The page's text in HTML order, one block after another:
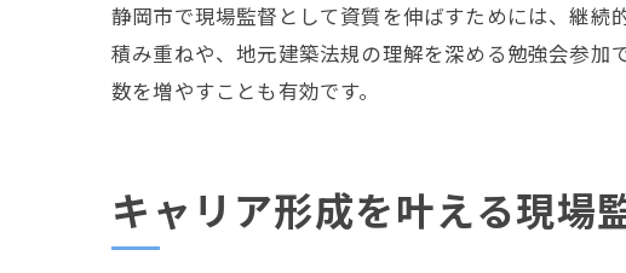
静岡市で現場監督として資質を伸ばすためには、継
積み重ねや、地元建築法規の理解を深める勉強会参
数を増やすことも有効です。
キャリア形成を叶える現場